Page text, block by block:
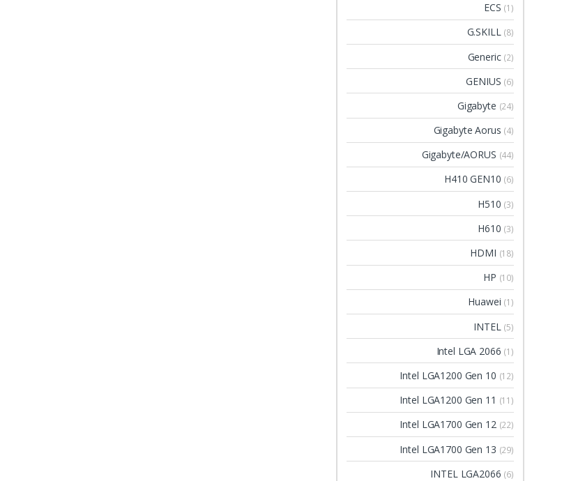
ECS (1)
G.SKILL (8)
Generic (2)
GENIUS (6)
Gigabyte (24)
Gigabyte Aorus (4)
Gigabyte/AORUS (44)
H410 GEN10 (6)
H510 (3)
H610 (3)
HDMI (18)
HP (10)
Huawei (1)
INTEL (5)
Intel LGA 2066 (1)
Intel LGA1200 Gen 10 (12)
Intel LGA1200 Gen 11 (11)
Intel LGA1700 Gen 12 (22)
Intel LGA1700 Gen 13 (29)
INTEL LGA2066 (6)